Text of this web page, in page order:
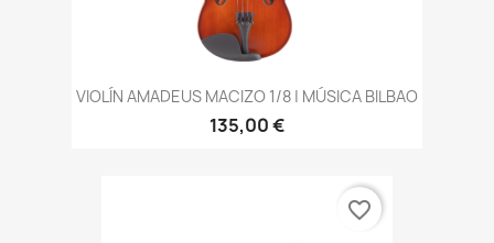
VIOLÍN AMADEUS MACIZO 1/8 | MÚSICA BILBAO
135,00 €
favorite_border